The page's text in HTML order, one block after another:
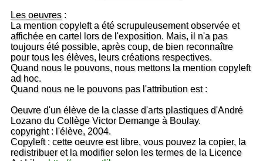
Les oeuvres:
La mention copyleft a été scrupuleusement observée et
affichée en cartel lors de l'exposition. Mais, il n'a pas
toujours été possible, après coup, de bien reconnaître
pour tous les élèves, leurs créations respectives.
Quand nous le pouvons, nous mettons la mention copyleft
ad hoc.
Quand nous ne le pouvons pas l'attribution est :
Oeuvre d'un élève de la classe d'arts plastiques d'André
Lozano du Collège Victor Demange à Boulay.
copyright : l'élève, 2004.
Copyleft : cette oeuvre est libre, vous pouvez la copier, la
redistribuer et la modifier selon les termes de la Licence